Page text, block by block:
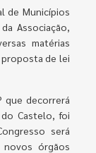
de Municípios
Associação,
matérias
de lei
que decorrerá
Castelo, foi
será
órgãos